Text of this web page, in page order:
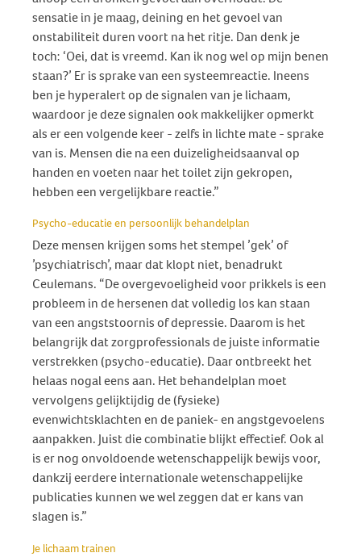
sensatie in je maag, deining en het gevoel van
onstabiliteit duren voort na het ritje. Dan denk je
toch: ‘Oei, dat is vreemd. Kan ik nog wel op mijn benen
staan?’ Er is sprake van een systeemreactie. Ineens
ben je hyperalert op de signalen van je lichaam,
waardoor je deze signalen ook makkelijker opmerkt
als er een volgende keer - zelfs in lichte mate - sprake
van is. Mensen die na een duizeligheidsaanval op
handen en voeten naar het toilet zijn gekropen,
hebben een vergelijkbare reactie.”
Psycho-educatie en persoonlijk behandelplan
Deze mensen krijgen soms het stempel ’gek’ of
’psychiatrisch’, maar dat klopt niet, benadrukt
Ceulemans. “De overgevoeligheid voor prikkels is een
probleem in de hersenen dat volledig los kan staan
van een angststoornis of depressie. Daarom is het
belangrijk dat zorgprofessionals de juiste informatie
verstrekken (psycho-educatie). Daar ontbreekt het
helaas nogal eens aan. Het behandelplan moet
vervolgens gelijktijdig de (fysieke)
evenwichtsklachten en de paniek- en angstgevoelens
aanpakken. Juist die combinatie blijkt effectief. Ook al
is er nog onvoldoende wetenschappelijk bewijs voor,
dankzij eerdere internationale wetenschappelijke
publicaties kunnen we wel zeggen dat er kans van
slagen is.”
Je lichaam trainen